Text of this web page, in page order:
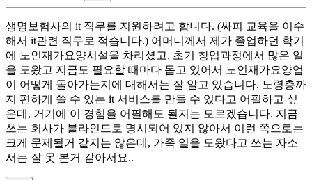
생명보험사의 it 직무를 지원하려고 합니다. (싸피 교육을 이수
해서 it관련 직무로 적습니다.) 어머니께서 제가 졸업하던 학기
에 노인재가요양시설을 차리셨고, 초기 창업과정에서 많은 일
을 도왔고 지금도 필요할 때마다 돕고 있어서 노인재가요양업
이 어떻게 돌아가는지에 대해서는 잘 알고 있습니다. 노령층까
지 편하게 쓸 수 있는 it 서비스를 만들 수 있다고 어필하고 싶
은데, 거기에 이 경험을 어필해도 될지는 모르겠습니다. 지금
쓰는 회사가 블라인드로 명시되어 있지 않아서 이런 쪽으로는
크게 문제될거 같지는 않은데, 가족 일을 도왔다고 쓰는 자소
서는 잘 못 본거 같아서요..